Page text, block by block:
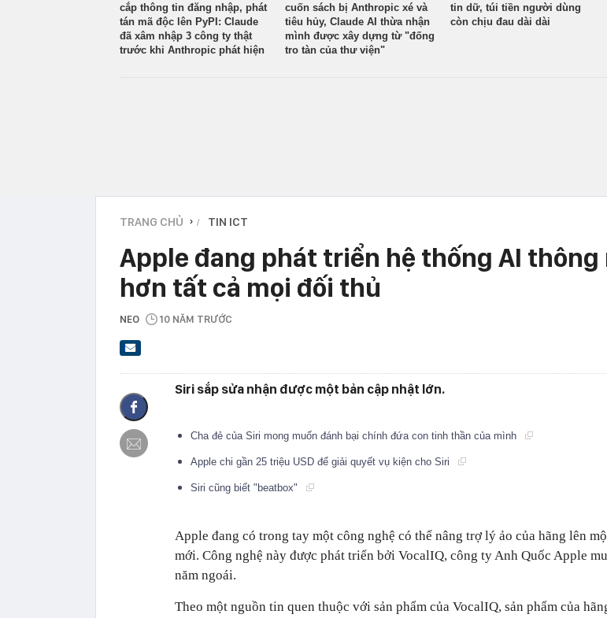
cắp thông tin đăng nhập, phát
tán mã độc lên PyPI: Claude
đã xâm nhập 3 công ty thật
trước khi Anthropic phát hiện
cuốn sách bị Anthropic xé và
tiêu hủy, Claude AI thừa nhận
mình được xây dựng từ "đống
tro tàn của thư viện"
tin dữ, túi tiền người dùng
còn chịu đau dài dài
TRANG CHỦ › TIN ICT
Apple đang phát triển hệ thống AI thông
hơn tất cả mọi đối thủ
NEO 10 NĂM TRƯỚC
Siri sắp sửa nhận được một bản cập nhật lớn.
Cha đẻ của Siri mong muốn đánh bại chính đứa con tinh thần của mình
Apple chi gần 25 triệu USD để giải quyết vụ kiện cho Siri
Siri cũng biết "beatbox"
Apple đang có trong tay một công nghệ có thể nâng trợ lý ảo của hãng lên
mới. Công nghệ này được phát triển bởi VocalIQ, công ty Anh Quốc Apple
năm ngoái.
Theo một nguồn tin quen thuộc với sản phẩm của VocalIQ, sản phẩm của